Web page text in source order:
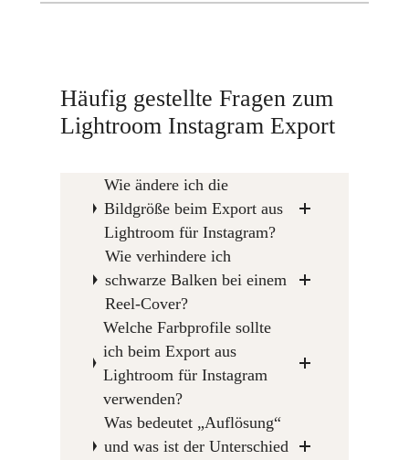
Häufig gestellte Fragen zum
Lightroom Instagram Export
Wie ändere ich die
Bildgröße beim Export aus
Lightroom für Instagram?
Wie verhindere ich
schwarze Balken bei einem
Reel-Cover?
Welche Farbprofile sollte
ich beim Export aus
Lightroom für Instagram
verwenden?
Was bedeutet „Auflösung“
und was ist der Unterschied